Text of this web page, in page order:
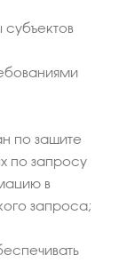
по защите
по запросу
в
запроса;